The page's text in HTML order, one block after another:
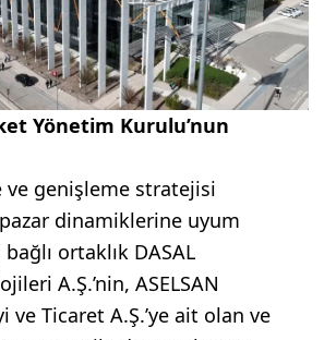
Yönetim Kurulu’nun
ve genişleme stratejisi
dinamiklerine uyum
ortaklık DASAL
A.Ş.’nin, ASELSAN
ve Ticaret A.Ş.’ye ait olan ve